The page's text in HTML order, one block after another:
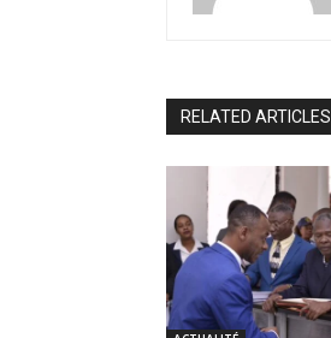
RELATED ARTICLES